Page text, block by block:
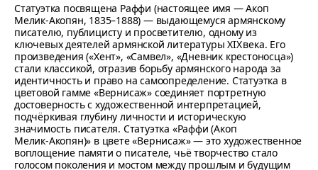
Статуэтка посвящена Раффи (настоящее имя — Акоп
Мелик‑Акопян, 1835–1888) — выдающемуся армянскому
писателю, публицисту и просветителю, одному из
ключевых деятелей армянской литературы XIX века. Его
произведения («Хент», «Самвел», «Дневник крестоносца»)
стали классикой, отразив борьбу армянского народа за
идентичность и право на самоопределение. Статуэтка в
цветовой гамме «Вернисаж» соединяет портретную
достоверность с художественной интерпретацией,
подчёркивая глубину личности и историческую
значимость писателя. Статуэтка «Раффи (Акоп
Мелик‑Акопян)» в цвете «Вернисаж» — это художественное
воплощение памяти о писателе, чьё творчество стало
голосом поколения и мостом между прошлым и будущим